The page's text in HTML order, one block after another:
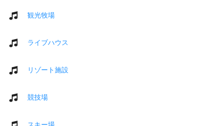
観光牧場
ライブハウス
リゾート施設
競技場